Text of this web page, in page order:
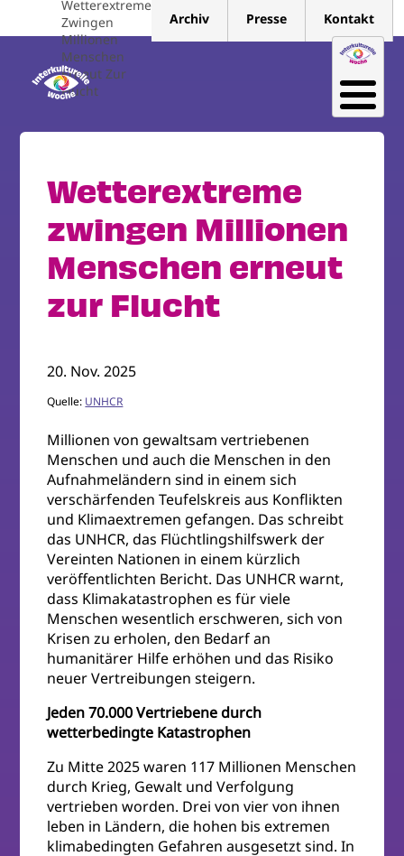
Wetterextreme
Zwingen
Millionen
Menschen
Erneut Zur
Flucht
Archiv Presse Kontakt
Wetterextreme
zwingen Millionen
Menschen erneut
zur Flucht
20. Nov. 2025
Quelle: UNHCR
Millionen von gewaltsam vertriebenen
Menschen und auch die Menschen in den
Aufnahmeländern sind in einem sich
verschärfenden Teufelskreis aus Konflikten
und Klimaextremen gefangen. Das schreibt
das UNHCR, das Flüchtlingshilfswerk der
Vereinten Nationen in einem kürzlich
veröffentlichten Bericht. Das UNHCR warnt,
dass Klimakatastrophen es für viele
Menschen wesentlich erschweren, sich von
Krisen zu erholen, den Bedarf an
humanitärer Hilfe erhöhen und das Risiko
neuer Vertreibungen steigern.
Jeden 70.000 Vertriebene durch
wetterbedingte Katastrophen
Zu Mitte 2025 waren 117 Millionen Menschen
durch Krieg, Gewalt und Verfolgung
vertrieben worden. Drei von vier von ihnen
leben in Ländern, die hohen bis extremen
klimabedingten Gefahren ausgesetzt sind. In